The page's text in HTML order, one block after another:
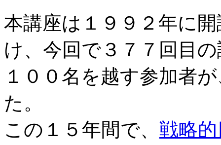
本講座は１９９２年に
け、今回で３７７回目
１００名を越す参加者
た。
この１５年間で、 戦略